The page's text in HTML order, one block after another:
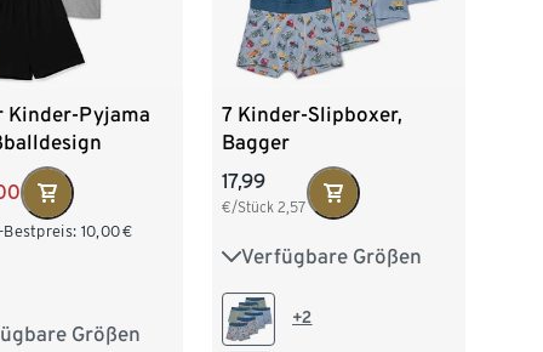
Kinder-Pyjama
Bestpreis: 10,00€
Größen
110/116
7 Kinder-Slipboxer,
Bagger
17,99
€/Stück2,57
Verfügbare Größen
86/92 98/104
110/116 +2